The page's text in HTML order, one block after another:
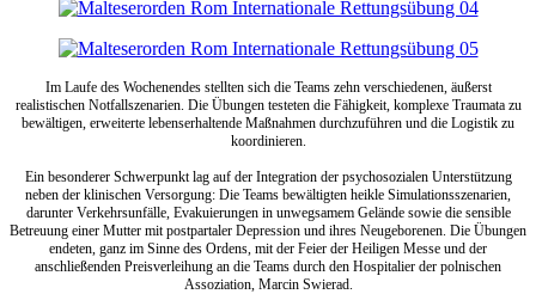
Im Laufe des Wochenendes stellten sich die Teams zehn verschiedenen, äußerst
realistischen Notfallszenarien. Die Übungen testeten die Fähigkeit, komplexe Traumata zu
bewältigen, erweiterte lebenserhaltende Maßnahmen durchzuführen und die Logistik zu
koordinieren.
Ein besonderer Schwerpunkt lag auf der Integration der psychosozialen Unterstützung
neben der klinischen Versorgung: Die Teams bewältigten heikle Simulationsszenarien,
darunter Verkehrsunfälle, Evakuierungen in unwegsamem Gelände sowie die sensible
Betreuung einer Mutter mit postpartaler Depression und ihres Neugeborenen. Die Übungen
endeten, ganz im Sinne des Ordens, mit der Feier der Heiligen Messe und der
anschließenden Preisverleihung an die Teams durch den Hospitalier der polnischen
Assoziation, Marcin Swierad.